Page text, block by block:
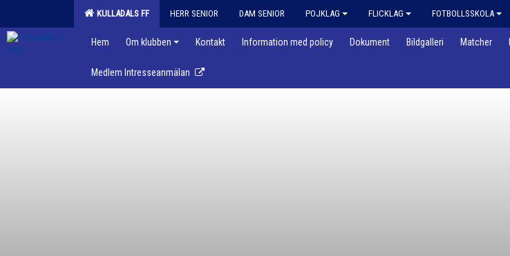
KULLADALS FF HERR SENIOR DAM SENIOR POJKLAG FLICKLAG FOTBOLLSSKOLA
Hem Om klubben Kontakt Information med policy Dokument Bildgalleri Matcher
Medlem Intresseanmälan